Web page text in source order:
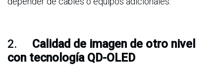
2. Calidad de imagen de otro nivel
con tecnología QD-OLED